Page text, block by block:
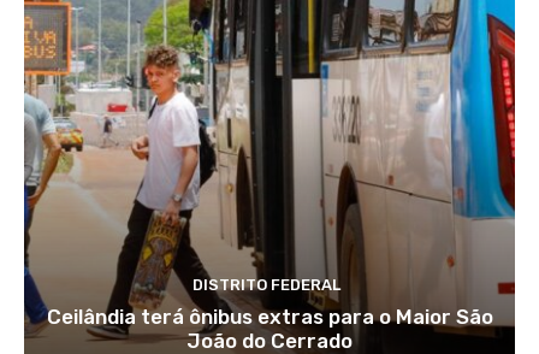
DISTRITO FEDERAL
Ceilândia terá ônibus extras para o Maior São
João do Cerrado